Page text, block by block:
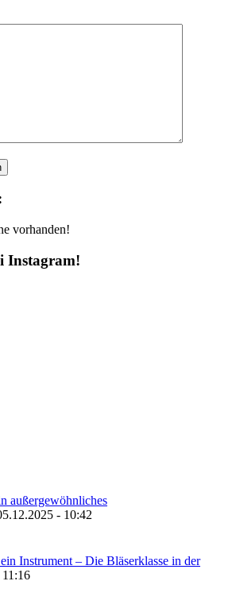
vorhanden!
Instagram!
außergewöhnliches
- 10:42
Instrument – Die Bläserklasse in der